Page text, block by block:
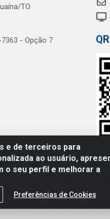
e de terceiros para
ao usuário,
o seu perfil e melhorar a
Preferências de Cookies
TO
- Opção 7